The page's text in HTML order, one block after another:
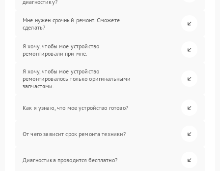
диагностику?
Мне нужен срочный ремонт. Сможете
сделать?
Я хочу, чтобы мое устройство
ремонтировали при мне.
Я хочу, чтобы мое устройство
ремонтировалось только оригинальными
запчастями.
Как я узнаю, что мое устройство готово?
От чего зависит срок ремонта техники?
Диагностика проводится бесплатно?